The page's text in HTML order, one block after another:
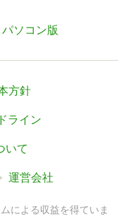
パソコン版
方針
ライン
いて
運営会社
による収益を得ていま